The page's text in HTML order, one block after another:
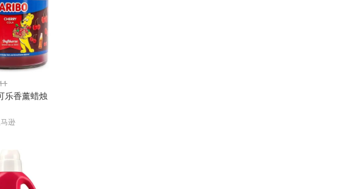
乐香薰蜡烛
逊